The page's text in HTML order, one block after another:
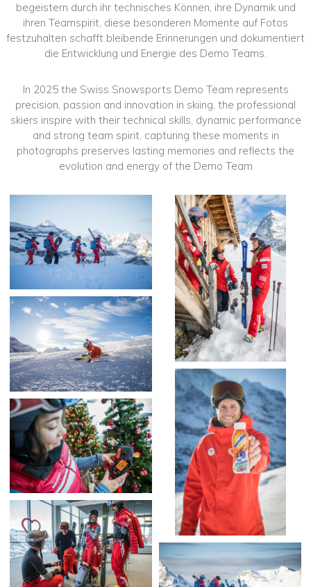
begeistern durch ihr technisches Können, ihre Dynamik und
ihren Teamspirit, diese besonderen Momente auf Fotos
festzuhalten schafft bleibende Erinnerungen und dokumentiert
die Entwicklung und Energie des Demo Teams.
In 2025 the Swiss Snowsports Demo Team represents
precision, passion and innovation in skiing, the professional
skiers inspire with their technical skills, dynamic performance
and strong team spirit, capturing these moments in
photographs preserves lasting memories and reflects the
evolution and energy of the Demo Team